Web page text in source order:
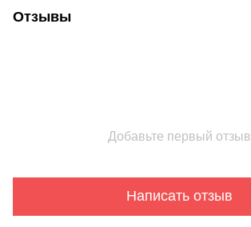
Отзывы
Добавьте первый отзыв
Написать отзыв